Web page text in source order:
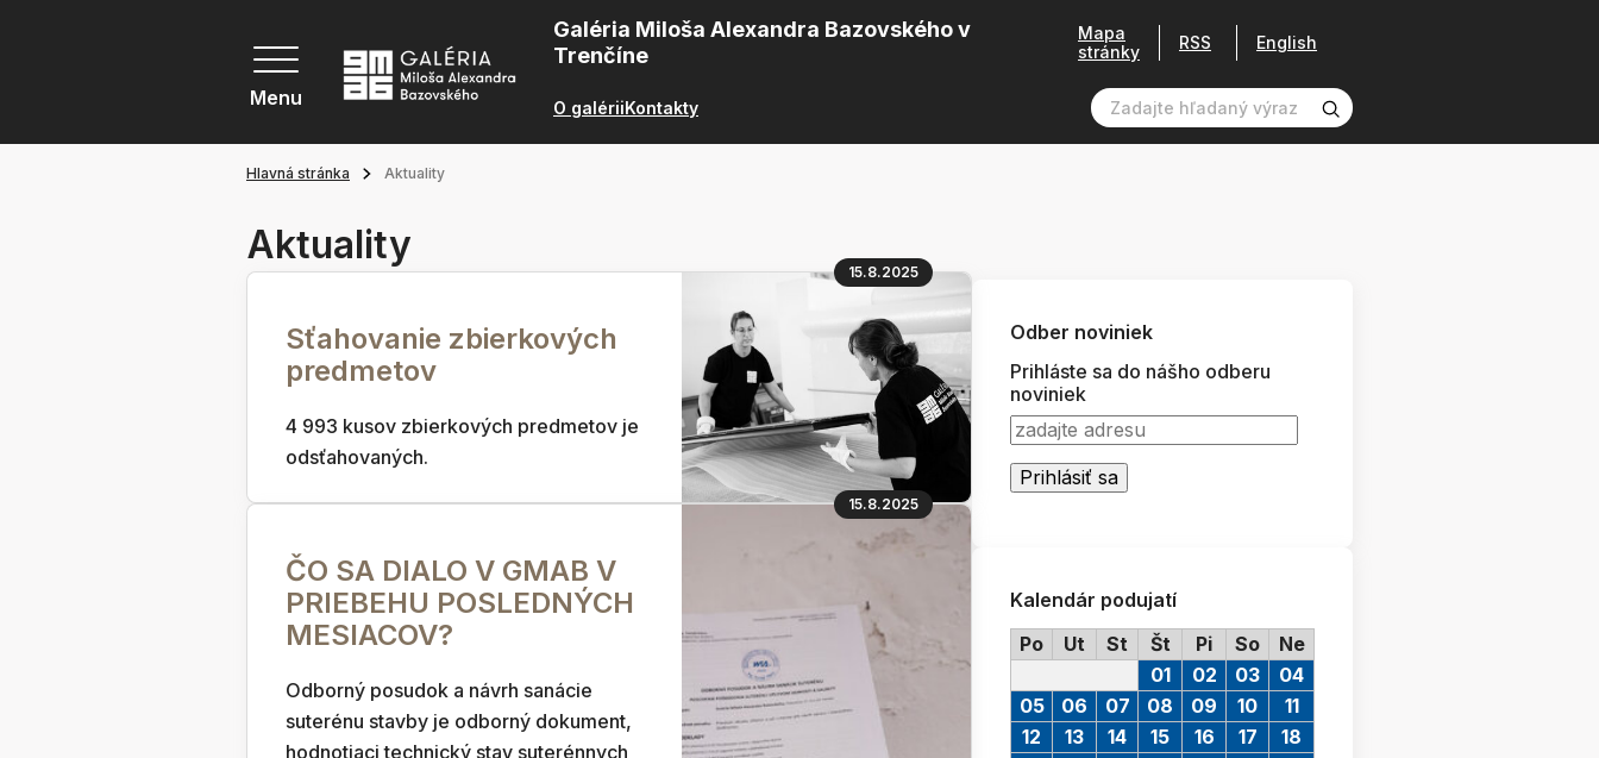
Menu
Galéria Miloša Alexandra Bazovského v
Trenčíne
O galériiKontakty
Mapa
stránky
RSS English
Hlavná stránka Aktuality
Aktuality
15.8.2025
Sťahovanie zbierkových
predmetov
4 993 kusov zbierkových predmetov je
odsťahovaných.
15.8.2025
ČO SA DIALO V GMAB V
PRIEBEHU POSLEDNÝCH
MESIACOV?
Odborný posudok a návrh sanácie
suterénu stavby je odborný dokument,
hodnotiaci technický stav suterénnych
Odber noviniek
Prihláste sa do nášho odberu
noviniek
Kalendár podujatí
Po
Ut St Št Pi So Ne
01 02 03
04
05
06 07 08 09 10
11
12
13 14 15 16 17
18